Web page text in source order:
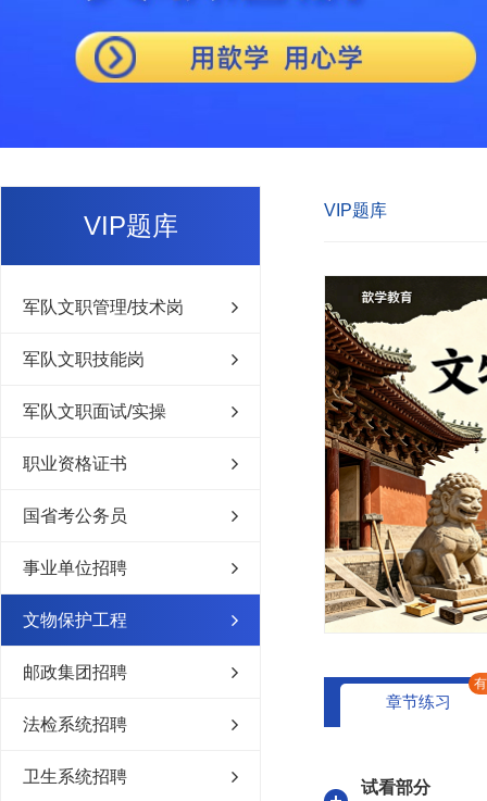
VIP题库
军队文职管理/技术岗
军队文职技能岗
军队文职面试/实操
职业资格证书
国省考公务员
事业单位招聘
文物保护工程
邮政集团招聘
法检系统招聘
卫生系统招聘
VIP题库
章节练习
试看部分